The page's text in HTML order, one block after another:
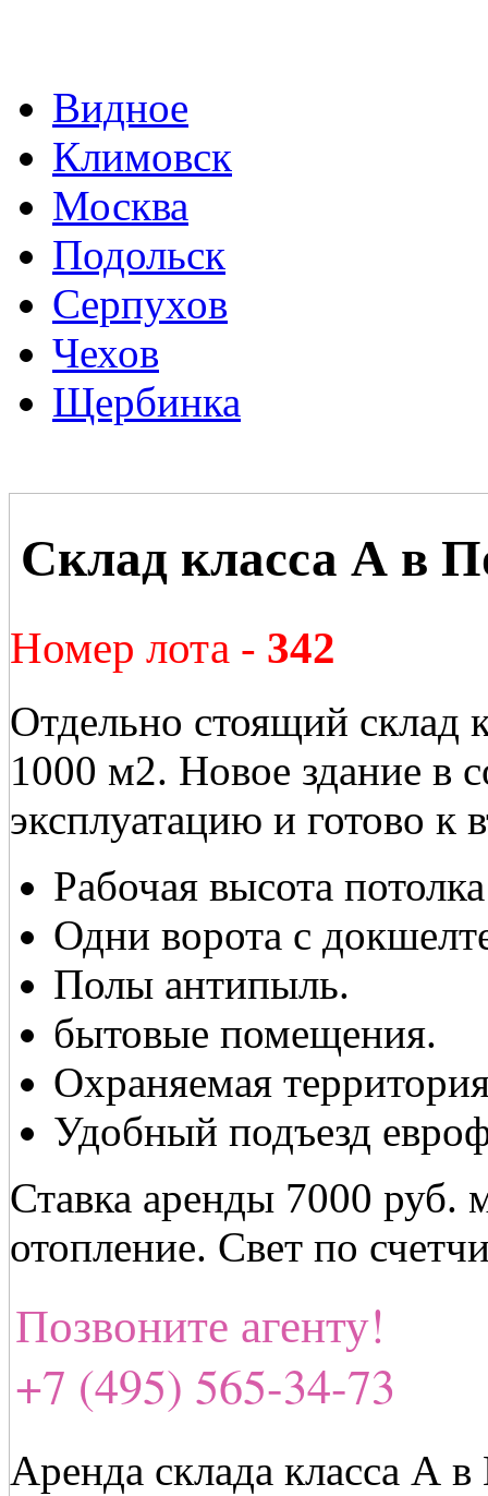
Видное
Климовск
Москва
Подольск
Серпухов
Чехов
Щербинка
Склад класса А в
Номер лота - 342
Отдельно стоящий склад
1000 м2. Новое здание в
эксплуатацию и готово к
Рабочая высота
Одни ворота с
Полы антипыль.
бытовые помещения.
Охраняемая
Удобный подъезд
Ставка аренды 7000
отопление. Свет по
Позвоните агенту!
+7 (495) 565-34-73
Аренда склада класса А в